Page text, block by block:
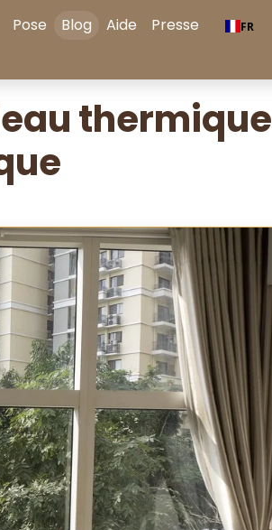
Pose Blog Aide Presse FR
thermique